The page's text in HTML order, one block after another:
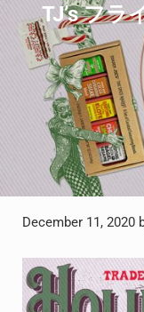
TJ’s フラ
December 11, 2020